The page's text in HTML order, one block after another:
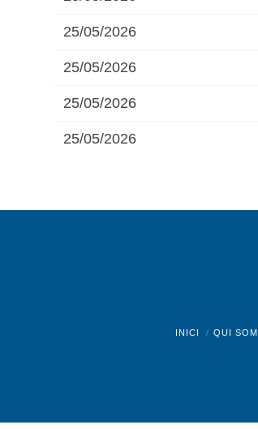
25/05/2026
25/05/2026
25/05/2026
25/05/2026
INICI QUI SOM